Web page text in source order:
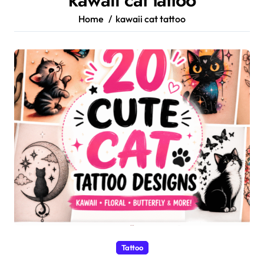
Home kawaii cat tattoo
Tattoo